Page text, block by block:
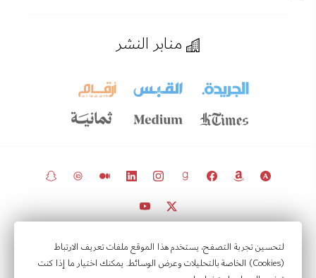
لتحسين تجربة التصفح، يستخدم هذا الموقع ملفات تعريف الارتباط
(Cookies) الخاصة بالتحليلات وعرض الوسائط. يمكنك اختيار ما إذا كنت
منابر النشر
© 2011 – 2026 مرخّص بموجب CC BY 4.0(مع ضرورة ذكر المصدر).
مرصد السياسات في الكويت